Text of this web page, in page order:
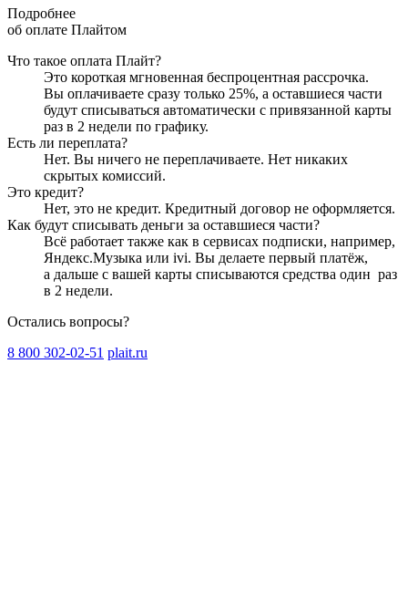
Подробнее
об оплате Плайтом
Что такое оплата Плайт?
Это короткая мгновенная беспроцентная рассрочка.
Вы оплачиваете сразу только 25%, а оставшиеся части
будут списываться автоматически с привязанной карты
раз в 2 недели по графику.
Есть ли переплата?
Нет. Вы ничего не переплачиваете. Нет никаких
скрытых комиссий.
Это кредит?
Нет, это не кредит. Кредитный договор не оформляется.
Как будут списывать деньги за оставшиеся части?
Всё работает также как в сервисах подписки, например,
Яндекс.Музыка или ivi. Вы делаете первый платёж,
а дальше с вашей карты списываются средства один раз
в 2 недели.
Остались вопросы?
8 800 302-02-51 plait.ru